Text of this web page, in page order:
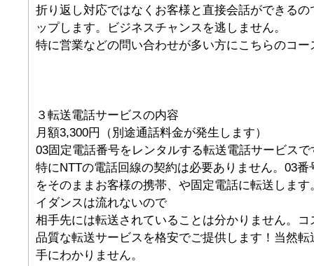
折り返し対応ではなくお客様と直接会話ができる
ップします。ビジネスチャンスを逃しません。
特に営業などの問い合わせが多い方にこちらのコ
３転送電話サービスの内容
月額3,300円（別途通話料金が発生します）
03固定電話番号をレンタルする転送電話サービスで
特にNTTの電話回線の契約は必要ありません。03
をそのままお客様の携帯、や固定電話に転送しま
イダンスは流れないので
相手先には転送されていることは分かりません。
品質な転送サービスを格安でご提供します！当然
手にわかりません。